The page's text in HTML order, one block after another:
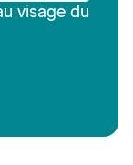
visage du